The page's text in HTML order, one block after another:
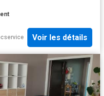
Voir les détails